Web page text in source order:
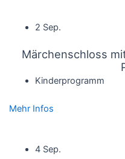
2 Sep.
Märchenschloss
Kinderprogramm
Mehr Infos
4 Sep.